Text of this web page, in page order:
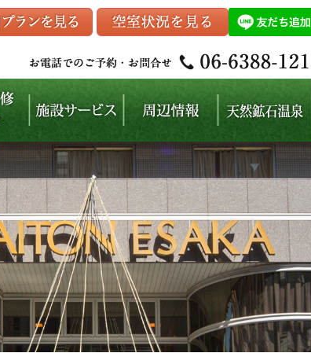
会 施設サービス 周辺情報 天然鉱石温泉【男性専
用】